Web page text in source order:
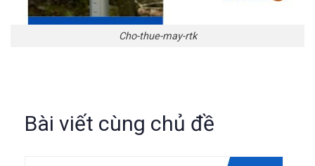
Cho-thue-may-rtk
Bài viết cùng chủ đề